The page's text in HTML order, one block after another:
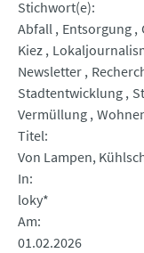
Stichwort(e)
Abfall Entsorgung
Kiez
Newsletter
Stadtentwicklung
Vermüllung
Titel
Von Lampen,
In
loky*
Am
01.02.2026